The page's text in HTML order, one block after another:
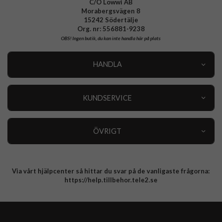
C/O Lowwi AB
Morabergsvägen 8
15242 Södertälje
Org. nr: 556881-9238
OBS!Ingen butik, du kan inte handla här på plats
HANDLA
KUNDSERVICE
ÖVRIGT
Integritetspolicy
Via vårt hjälpcenter så hittar du svar på de vanligaste frågorna:
https://help.tillbehor.tele2.se